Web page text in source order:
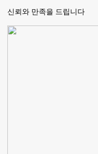
신뢰와 만족을 드립니다